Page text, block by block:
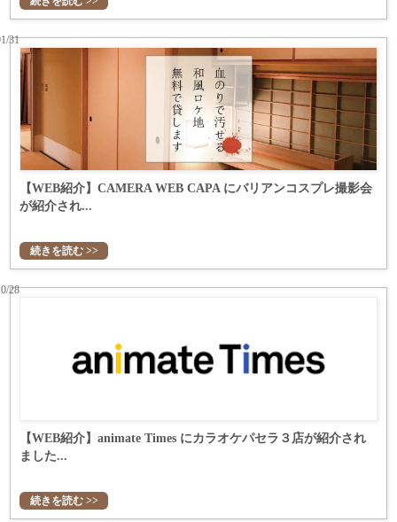
【WEB紹介】CAMERA WEB CAPA にバリアンコスプレ撮影会
が紹介され...
31
続きを読む >>
【WEB紹介】animate Times にカラオケパセラ３店が紹介され
ました...
28
続きを読む >>